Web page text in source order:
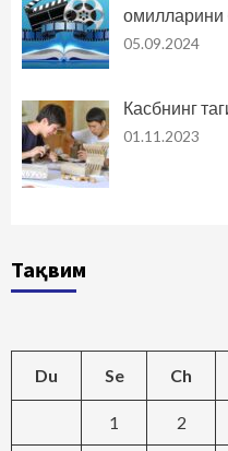
омилларини
05.09.2024
Касбнинг
01.11.2023
Тақвим
Du Se Ch
1 2